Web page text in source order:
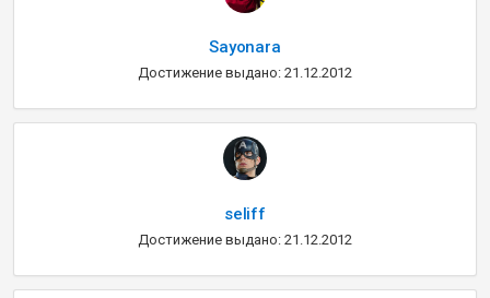
Sayonara
Достижение выдано: 21.12.2012
seliff
Достижение выдано: 21.12.2012